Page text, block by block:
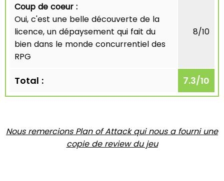
Coup de coeur :
Oui, c'est une belle découverte de la
licence, un dépaysement qui fait du
bien dans le monde concurrentiel des
RPG
8/10
Total : 7.3/10
Nous remercions Plan of Attack qui nous a fourni une
copie de review du jeu